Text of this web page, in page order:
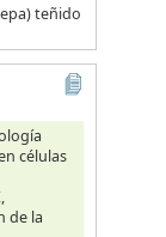
teñido
células
,
de la